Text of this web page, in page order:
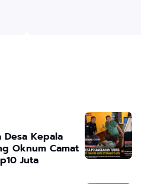
Desa Kepala
Oknum Camat
Juta